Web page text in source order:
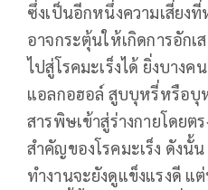
ซึ่งเป็นอีกหนึ่งความเสี่ยง
อาจกระตุ้นให้เกิดการอัก
ไปสู่โรคมะเร็งได้ ยิ่งบาง
แอลกอฮอล์ สูบบุหรี่หรือบุ
สารพิษเข้าสู่ร่างกายโดยต
สำคัญของโรคมะเร็ง ดังนั้
ทำงานจะยังดูแข็งแรงดี แ